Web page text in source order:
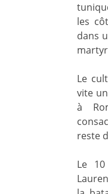
les
dans
Le
vite
à
reste
Le